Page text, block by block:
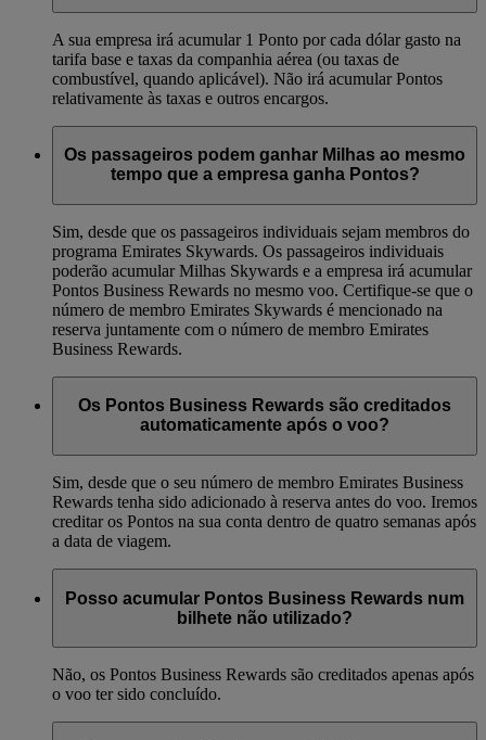
A sua empresa irá acumular 1 Ponto por cada dólar gasto na
tarifa base e taxas da companhia aérea (ou taxas de
combustível, quando aplicável). Não irá acumular Pontos
relativamente às taxas e outros encargos.
Os passageiros podem ganhar Milhas ao mesmo
tempo que a empresa ganha Pontos?
Sim, desde que os passageiros individuais sejam membros do
programa Emirates Skywards. Os passageiros individuais
poderão acumular Milhas Skywards e a empresa irá acumular
Pontos Business Rewards no mesmo voo. Certifique-se que o
número de membro Emirates Skywards é mencionado na
reserva juntamente com o número de membro Emirates
Business Rewards.
Os Pontos Business Rewards são creditados
automaticamente após o voo?
Sim, desde que o seu número de membro Emirates Business
Rewards tenha sido adicionado à reserva antes do voo. Iremos
creditar os Pontos na sua conta dentro de quatro semanas após
a data de viagem.
Posso acumular Pontos Business Rewards num
bilhete não utilizado?
Não, os Pontos Business Rewards são creditados apenas após
o voo ter sido concluído.